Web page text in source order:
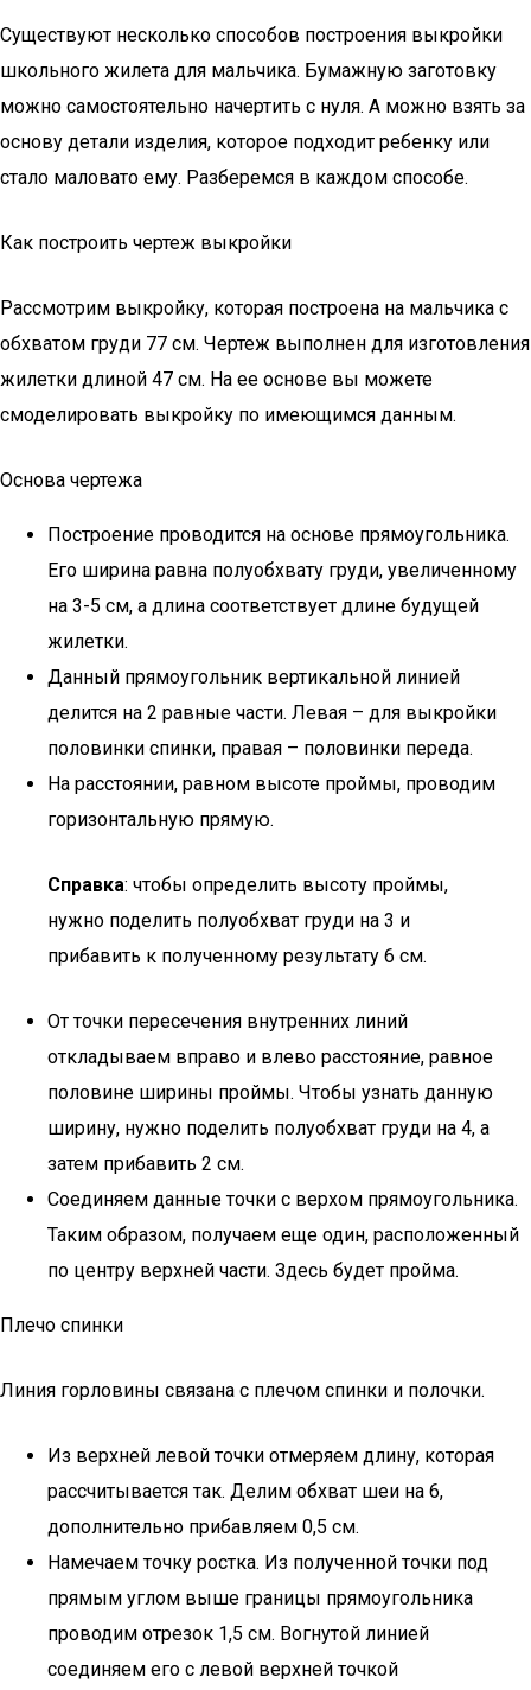
Существуют несколько способов построения выкройки
школьного жилета для мальчика. Бумажную заготовку
можно самостоятельно начертить с нуля. А можно взять за
основу детали изделия, которое подходит ребенку или
стало маловато ему. Разберемся в каждом способе.
Как построить чертеж выкройки
Рассмотрим выкройку, которая построена на мальчика с
обхватом груди 77 см. Чертеж выполнен для изготовления
жилетки длиной 47 см. На ее основе вы можете
смоделировать выкройку по имеющимся данным.
Основа чертежа
Построение проводится на основе прямоугольника.
Его ширина равна полуобхвату груди, увеличенному
на 3-5 см, а длина соответствует длине будущей
жилетки.
Данный прямоугольник вертикальной линией
делится на 2 равные части. Левая – для выкройки
половинки спинки, правая – половинки переда.
На расстоянии, равном высоте проймы, проводим
горизонтальную прямую.
Справка: чтобы определить высоту проймы,
нужно поделить полуобхват груди на 3 и
прибавить к полученному результату 6 см.
От точки пересечения внутренних линий
откладываем вправо и влево расстояние, равное
половине ширины проймы. Чтобы узнать данную
ширину, нужно поделить полуобхват груди на 4, а
затем прибавить 2 см.
Соединяем данные точки с верхом прямоугольника.
Таким образом, получаем еще один, расположенный
по центру верхней части. Здесь будет пройма.
Плечо спинки
Линия горловины связана с плечом спинки и полочки.
Из верхней левой точки отмеряем длину, которая
рассчитывается так. Делим обхват шеи на 6,
дополнительно прибавляем 0,5 см.
Намечаем точку ростка. Из полученной точки под
прямым углом выше границы прямоугольника
проводим отрезок 1,5 см. Вогнутой линией
соединяем его с левой верхней точкой